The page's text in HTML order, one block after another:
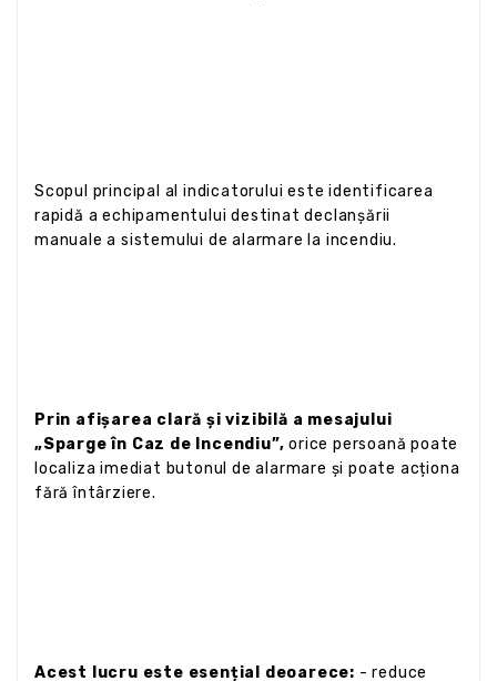
Scopul principal al indicatorului este identificarea
rapidă a echipamentului destinat declanșării
manuale a sistemului de alarmare la incendiu.
Prin afișarea clară și vizibilă a mesajului
„Sparge în Caz de Incendiu”, orice persoană poate
localiza imediat butonul de alarmare și poate acționa
fără întârziere.
Acest lucru este esențial deoarece: - reduce